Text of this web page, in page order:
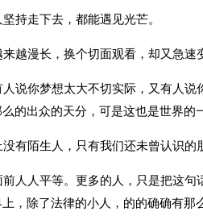
持走下去，都能遇见光芒。
来越漫长，换个切面观看，却又急速
人说你梦想太大不切实际，又有人
的出众的天分，可是这也是世界的
有陌生人，只有我们还未曾认识的
前人人平等。更多的人，只是把这
，除了法律的小人，的的确确有那